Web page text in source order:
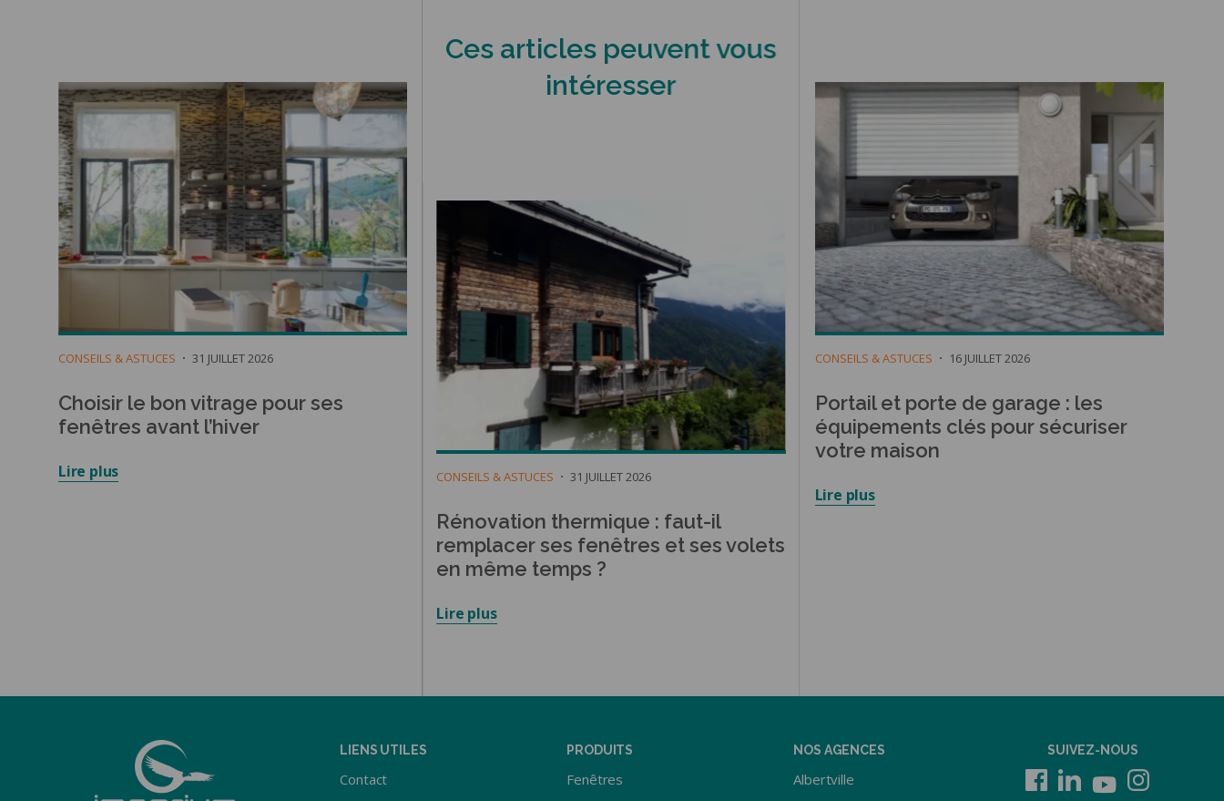
Ces articles peuvent vous
intéresser
CONSEILS & ASTUCES 31 JUILLET 2026
Choisir le bon vitrage pour ses
fenêtres avant l’hiver
Lire plus CONSEILS & ASTUCES 31 JUILLET 2026
Rénovation thermique : faut-il
remplacer ses fenêtres et ses volets
en même temps ?
Lire plus
CONSEILS & ASTUCES 16 JUILLET 2026
Portail et porte de garage : les
équipements clés pour sécuriser
votre maison
Lire plus
LIENS UTILES
Contact
PRODUITS
Fenêtres
NOS AGENCES
Albertville
SUIVEZ-NOUS